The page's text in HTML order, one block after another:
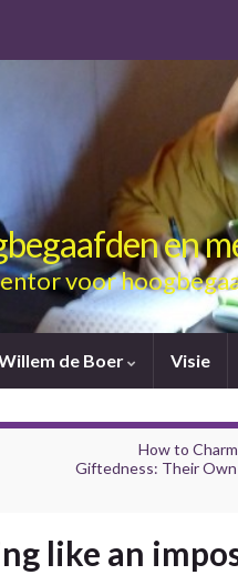
en
voor
de Boer Visie
How to
Giftedness: Their Own
like an